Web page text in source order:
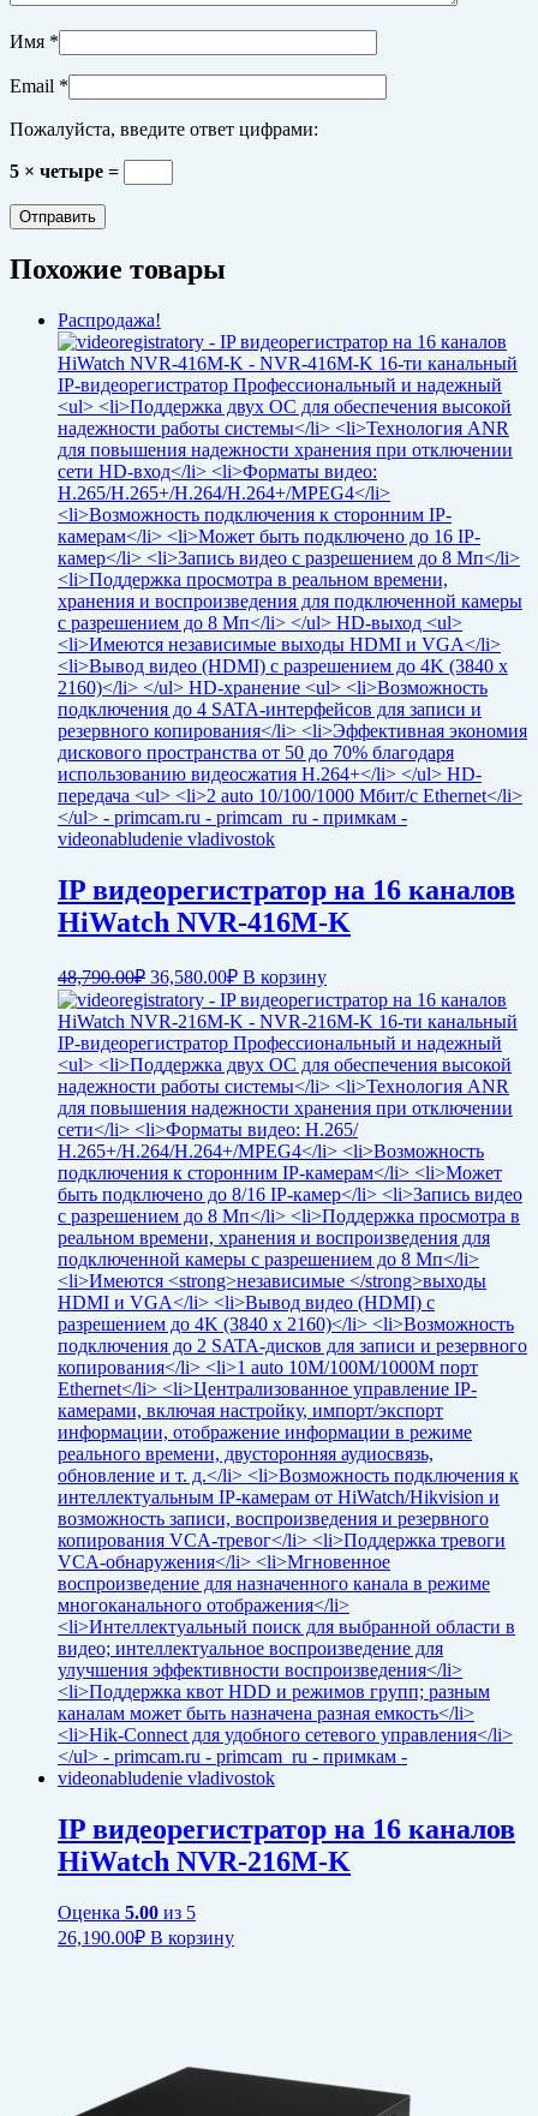
Имя *
Email *
Пожалуйста, введите ответ цифрами:
5 × четыре =
Похожие товары
Распродажа!
IP видеорегистратор на 16 каналов
HiWatch NVR-416M-K
48,790.00₽ Первоначальная
цена
составляла
48,790.00₽.
36,580.00₽Текущая
цена:
36,580.00₽.
В корзину
IP видеорегистратор на 16 каналов
HiWatch NVR-216M-K
Оценка 5.00 из 5
26,190.00₽ В корзину